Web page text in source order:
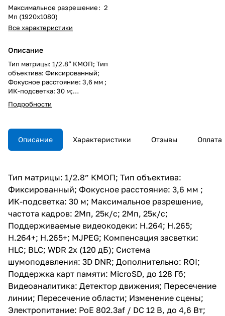
Максимальное разрешение: 2
Мп (1920x1080)
Все характеристики
Описание
Тип матрицы: 1/2.8” КМОП; Тип
объектива: Фиксированный;
Фокусное расстояние: 3,6 мм ;
ИК-подсветка: 30 м;
Максимальное разрешение,
частота кадров: 2Мп, 25к/с;
видеокодеки: H.264; H.265;
H.264+; H.265+; MJPEG;
Компенсация засветки: HLC;
Поддержка карт памяти:
MicroSD, до 128 Гб;
Видеоаналитика: Детектор
движения; Пересечение линии;
Пересечение области;
Изменение сцены;
Электропитание: PoE 802.3af /
DC 12 В, до 4,6 Вт; Класс
защиты: IP67 IK10; Диапазон
рабочих температур:
-40°С...60°С; Тип корпуса:
Купольная
Подробности
Описание Характеристики Отзывы Оплата
Тип матрицы: 1/2.8” КМОП; Тип объектива:
Фиксированный; Фокусное расстояние: 3,6 мм ;
ИК-подсветка: 30 м; Максимальное разрешение,
частота кадров: 2Мп, 25к/с; 2Мп, 25к/с;
Поддерживаемые видеокодеки: H.264; H.265;
H.264+; H.265+; MJPEG; Компенсация засветки:
HLC; BLC; WDR 2x (120 дБ); Система
шумоподавления: 3D DNR; Дополнительно: ROI;
Поддержка карт памяти: MicroSD, до 128 Гб;
Видеоаналитика: Детектор движения; Пересечение
линии; Пересечение области; Изменение сцены;
Электропитание: PoE 802.3af / DC 12 В, до 4,6 Вт;